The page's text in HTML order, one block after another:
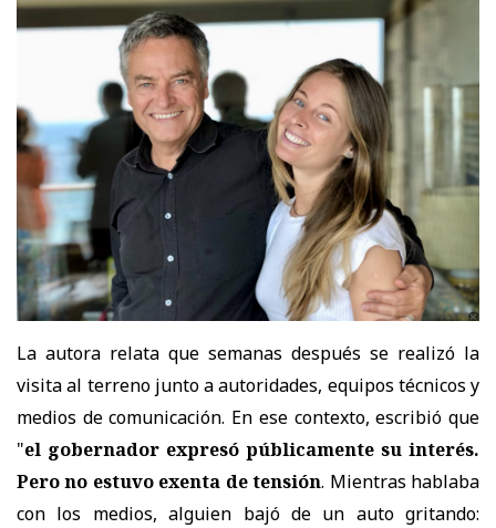
La autora relata que semanas después se realizó la
visita al terreno junto a autoridades, equipos técnicos y
medios de comunicación. En ese contexto, escribió que
"el gobernador expresó públicamente su interés.
Pero no estuvo exenta de tensión. Mientras hablaba
con los medios, alguien bajó de un auto gritando: